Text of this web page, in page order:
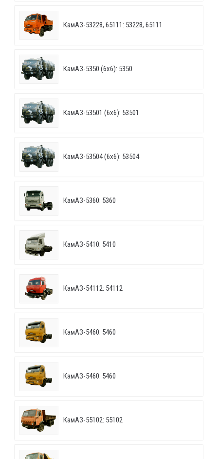
КамАЗ-53228, 65111: 53228, 65111
КамАЗ-5350 (6х6): 5350
КамАЗ-53501 (6х6): 53501
КамАЗ-53504 (6х6): 53504
КамАЗ-5360: 5360
КамАЗ-5410: 5410
КамАЗ-54112: 54112
КамАЗ-5460: 5460
КамАЗ-5460: 5460
КамАЗ-55102: 55102